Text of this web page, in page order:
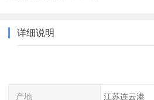
详细说明
产地 江苏连云港